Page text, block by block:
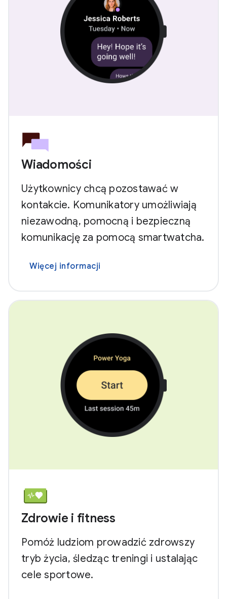
Wiadomości
Użytkownicy chcą pozostawać w
kontakcie. Komunikatory umożliwiają
niezawodną, pomocną i bezpieczną
komunikację za pomocą smartwatcha.
Więcej informacji
Zdrowie i fitness
Pomóż ludziom prowadzić zdrowszy
tryb życia, śledząc treningi i ustalając
cele sportowe.